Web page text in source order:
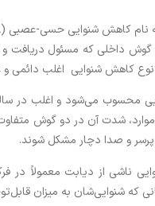
داخلی که مسئول دریافت و
نوع کاهش شنوایی اغلب دائمی
محسوب می‌شود و اغلب در
شدت آن در دو گوش
پرسر و صدا دچار مشکل شوند.
از دیابت معمولاً در
که شنوایی‌شان به میزان